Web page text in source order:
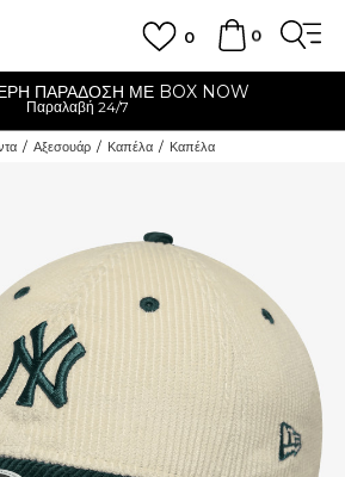
0
0
ΠΑΡΑΔΟΣΗ ΜΕ BOX NOW
Παραλαβή 24/7
Αξεσουάρ Καπέλα Καπέλα